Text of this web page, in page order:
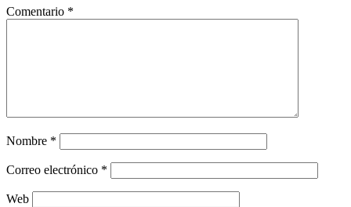
Comentario *
Nombre *
Correo electrónico *
Web